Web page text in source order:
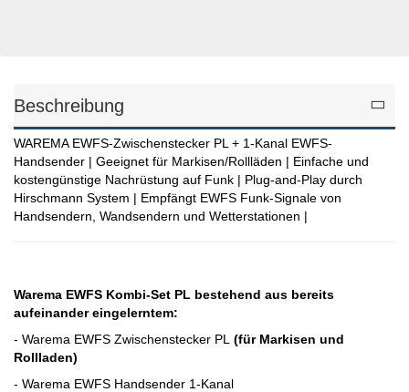
Beschreibung
WAREMA EWFS-Zwischenstecker PL + 1-Kanal EWFS-
Handsender | Geeignet für Markisen/Rollläden | Einfache und
kostengünstige Nachrüstung auf Funk | Plug-and-Play durch
Hirschmann System | Empfängt EWFS Funk-Signale von
Handsendern, Wandsendern und Wetterstationen |
Warema EWFS Kombi-Set PL bestehend aus bereits
aufeinander eingelerntem:
- Warema EWFS Zwischenstecker PL (für Markisen und
Rollladen)
- Warema EWFS Handsender 1-Kanal